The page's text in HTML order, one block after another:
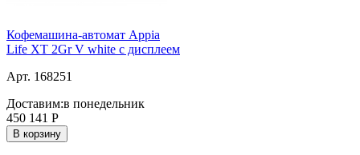
Кофемашина-автомат Appia
Life XT 2Gr V white с дисплеем
Арт. 168251
Доставим:в понедельник
450 141 Р
В корзину